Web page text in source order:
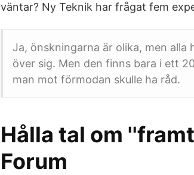
väntar? Ny Teknik har frågat fem
Ja, önskningarna är olika, men
över sig. Men den finns bara i ett
man mot förmodan skulle ha råd.
Hålla tal om
Forum